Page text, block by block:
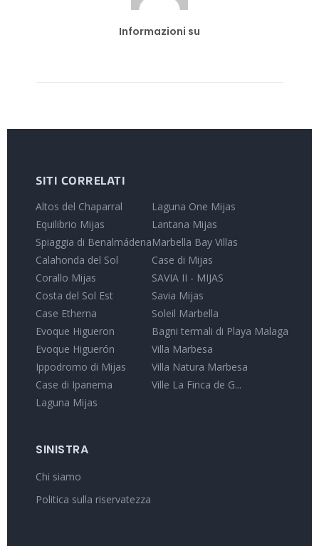
Informazioni su
SITI CORRELATI
Altos del Chaparral
Equilibrio Mijas
Spiaggia di Benalmádena
Calahonda del Sol
Corallo Mijas
Costa del Sol Est
Case Etherna
Evoque Higueron
Evoque Higuerón
Ippodromo di Mijas
Case di Ipanema
Laguna Mijas
Laguna One Mijas
Lantana Mijas
Marbella Bay Villas
Case di Mijas
SAVIA II - MIJAS
Savia Mijas
Soleil Marbella
Bagni termali di Playa Malaga
Villa Marbesa
Villa Natura Marbesa
Ville La Finca de G...
SINISTRA
Chi siamo
Politica sulla riservatezza